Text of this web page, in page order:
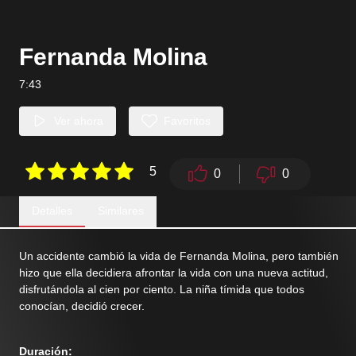
Fernanda Molina
7:43
5 0 0
Un accidente cambió la vida de Fernanda Molina, pero también
hizo que ella decidiera afrontar la vida con una nueva actitud,
disfrutándola al cien por ciento. La niña tímida que todos
conocían, decidió crecer.
Duración: